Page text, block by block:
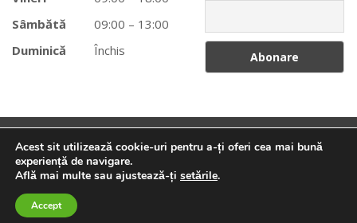
Sâmbătă
09:00 – 13:00
Duminică
Închis
Tehnico-Medicale Braşov© 2025 creat deTaifun. Toate
Acest sit utilizează cookie-uri pentru a-ți oferi cea mai bună
experiență de navigare.
Află mai multe sau ajustează-ți setările.
Accept